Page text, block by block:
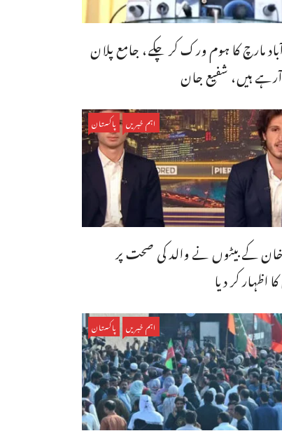
مارچ کا ہوم ورک کر چکے، جامع پلان
ہیں، شفیع جان
اہم خبریں پاکستان
کے بیٹوں نے والد کی صحت پر
اظہار کر دیا
اہم خبریں پاکستان